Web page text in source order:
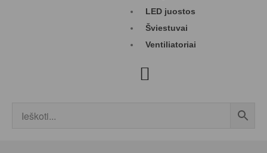
LED juostos
Šviestuvai
Ventiliatoriai